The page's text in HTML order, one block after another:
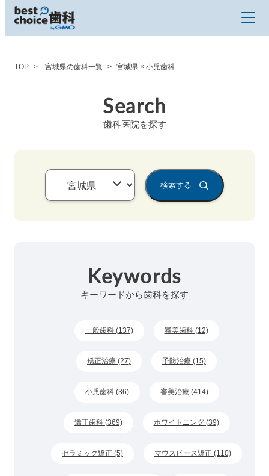
TOP 宮城県の歯科一覧 宮城県 × 小児歯科
Search
歯科医院を探す
検索する
Keywords
キーワードから歯科を探す
一般歯科 (137) 審美歯科 (12)
矯正治療 (27) 予防治療 (15)
小児歯科 (36) 審美治療 (414)
矯正歯科 (369) ホワイトニング (39)
セラミック矯正 (5) マウスピース矯正 (110)